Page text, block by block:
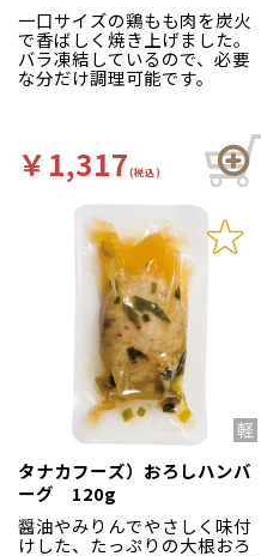
一口サイズの鶏もも肉を炭火
で香ばしく焼き上げました。
バラ凍結しているので、必要
な分だけ調理可能です。
￥1,317(税込)
タナカフーズ）おろしハンバ
ーグ 120g
醤油やみりんでやさしく味付
けした、たっぷりの大根おろ